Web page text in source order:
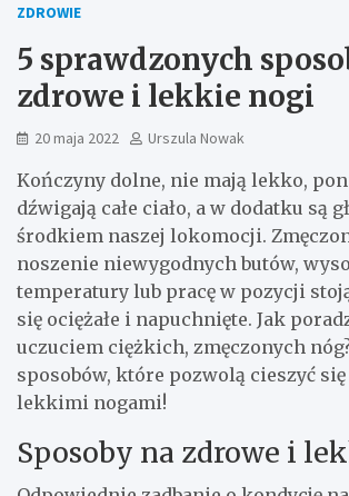
ZDROWIE
5 sprawdzonych
zdrowe i lekkie nogi
20 maja 2022 Urszula Nowak
Kończyny dolne, nie mają lekko,
dźwigają całe ciało, a w dodatku są
środkiem naszej lokomocji.
noszenie niewygodnych butów,
temperatury lub pracę w pozycji
się ociężałe i napuchnięte. Jak
uczuciem ciężkich, zmęczonych
sposobów, które pozwolą cieszyć
lekkimi nogami!
Sposoby na zdrowe i